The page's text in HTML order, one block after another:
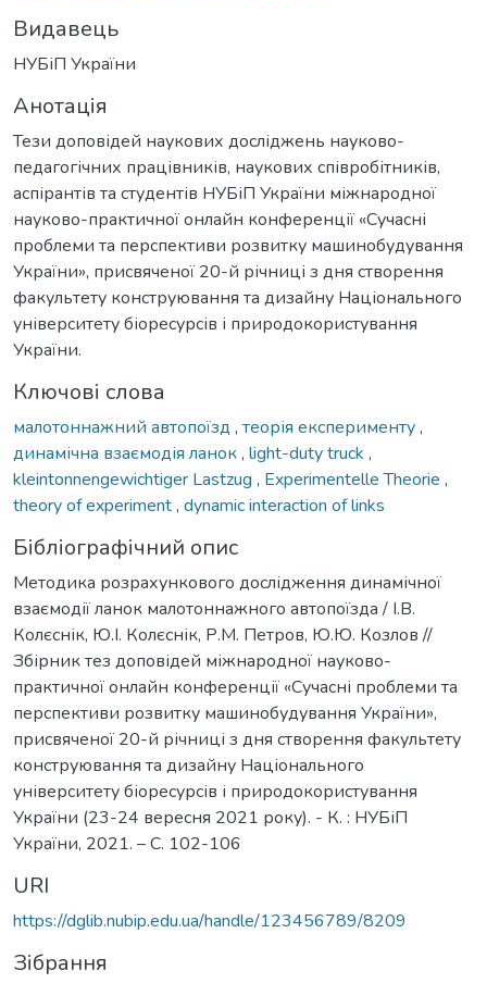
Видавець
НУБіП України
Анотація
Тези доповідей наукових досліджень науково-
педагогічних працівників, наукових співробітників,
аспірантів та студентів НУБіП України міжнародної
науково-практичної онлайн конференції «Сучасні
проблеми та перспективи розвитку машинобудування
України», присвяченої 20-й річниці з дня створення
факультету конструювання та дизайну Національного
університету біоресурсів і природокористування
України.
Ключові слова
малотоннажний автопоїзд , теорія експерименту,
динамічна взаємодія ланок, light-duty truck ,
kleintonnengewichtiger Lastzug , Experimentelle Theorie ,
theory of experiment, dynamic interaction of links
Бібліографічний опис
Методика розрахункового дослідження динамічної
взаємодії ланок малотоннажного автопоїзда / І.В.
Колєснік, Ю.І. Колєснік, Р.М. Петров, Ю.Ю. Козлов //
Збірник тез доповідей міжнародної науково-
практичної онлайн конференції «Сучасні проблеми та
перспективи розвитку машинобудування України»,
присвяченої 20-й річниці з дня створення факультету
конструювання та дизайну Національного
університету біоресурсів і природокористування
України (23-24 вересня 2021 року). - К. : НУБіП
України, 2021. – С. 102-106
URI
https://dglib.nubip.edu.ua/handle/123456789/8209
Зібрання